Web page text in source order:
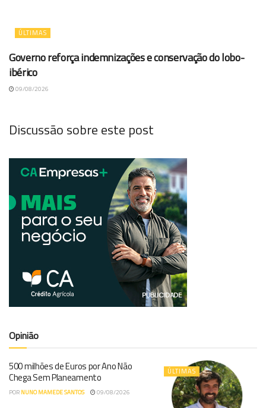
ÚLTIMAS
Governo reforça indemnizações e conservação do lobo-
ibérico
09/08/2026
Discussão sobre este post
Opinião
ÚLTIMAS
500 milhões de Euros por Ano Não
Chega Sem Planeamento
POR NUNO MAMEDE SANTOS 09/08/2026